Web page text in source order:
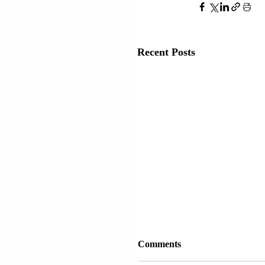
Recent Posts
Comments